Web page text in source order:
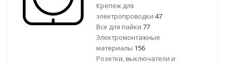
Крепеж для
электропроводки 47
Все для пайки 77
Электромонтажные
материалы 156
Розетки, выключатели и